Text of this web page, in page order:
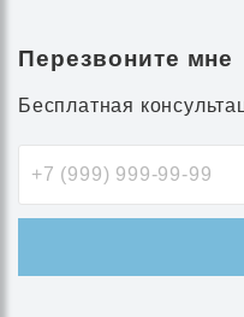
Перезвоните мне
Бесплатная